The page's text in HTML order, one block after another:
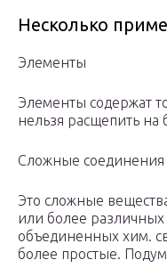
Несколько
Элементы
Элементы содержат
нельзя расщепить на
Сложные соединения
Это сложные
или более
объединенных хим.
более простые.